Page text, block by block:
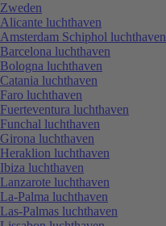
Zweden
Alicante luchthaven
Amsterdam Schiphol luchthaven
Barcelona luchthaven
Bologna luchthaven
Catania luchthaven
Faro luchthaven
Fuerteventura luchthaven
Funchal luchthaven
Girona luchthaven
Heraklion luchthaven
Ibiza luchthaven
Lanzarote luchthaven
La-Palma luchthaven
Las-Palmas luchthaven